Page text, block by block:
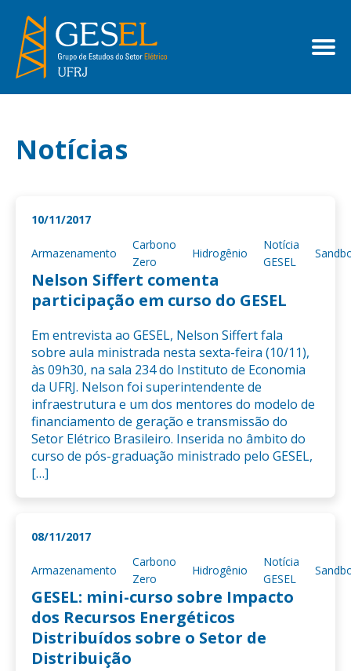
Notícias
10/11/2017
Armazenamento
Carbono
Zero
Hidrogênio
Notícia
GESEL
Nelson Siffert comenta
participação em curso do GESEL
Em entrevista ao GESEL, Nelson Siffert fala
sobre aula ministrada nesta sexta-feira (10/11),
às 09h30, na sala 234 do Instituto de Economia
da UFRJ. Nelson foi superintendente de
infraestrutura e um dos mentores do modelo de
financiamento de geração e transmissão do
Setor Elétrico Brasileiro. Inserida no âmbito do
curso de pós-graduação ministrado pelo GESEL,
[…]
08/11/2017
Armazenamento
Carbono
Zero
Hidrogênio
Notícia
GESEL
GESEL: mini-curso sobre Impacto
dos Recursos Energéticos
Distribuídos sobre o Setor de
Distribuição